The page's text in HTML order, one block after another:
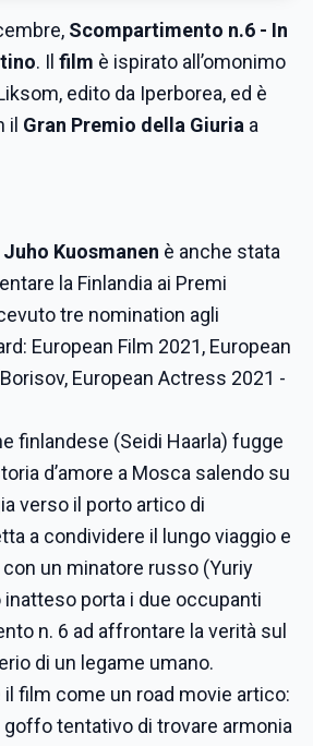
Scompartimento n.6 - In
. Il film è ispirato all’omonimo
edito da Iperborea, ed è
il Gran Premio della Giuria a
Juho Kuosmanen è anche stata
la Finlandia ai Premi
tre nomination agli
European Film 2021, European
European Actress 2021 -
finlandese (Seidi Haarla) fugge
d’amore a Mosca salendo su
verso il porto artico di
a condividere il lungo viaggio e
un minatore russo (Yuriy
inatteso porta i due occupanti
n. 6 ad affrontare la verità sul
di un legame umano.
film come un road movie artico:
goffo tentativo di trovare armonia